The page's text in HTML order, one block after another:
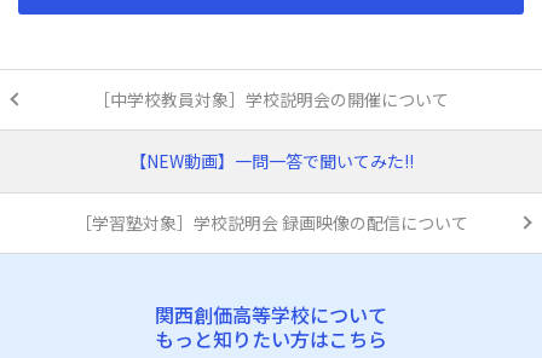
［中学校教員対象］学校説明会の開催について
【NEW動画】一問一答で聞いてみた!!
［学習塾対象］学校説明会 録画映像の配信について
関西創価高等学校について
もっと知りたい方はこちら